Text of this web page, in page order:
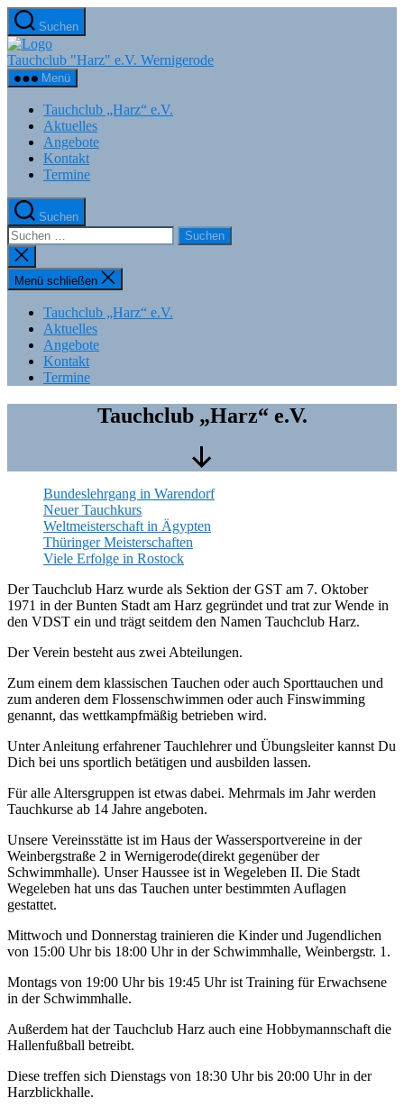
Zum
Inhalt
springen
Suchen
Tauchclub "Harz" e.V. Wernigerode
Menü
Tauchclub „Harz“ e.V.
Aktuelles
Angebote
Kontakt
Termine
Suchen
Suchen
nach:
Suche
schließen
Menü schließen
Tauchclub „Harz“ e.V.
Aktuelles
Angebote
Kontakt
Termine
Tauchclub „Harz“ e.V.
scrollen
Bundeslehrgang in Warendorf
Neuer Tauchkurs
Weltmeisterschaft in Ägypten
Thüringer Meisterschaften
Viele Erfolge in Rostock
Der Tauchclub Harz wurde als Sektion der GST am 7. Oktober
1971 in der Bunten Stadt am Harz gegründet und trat zur Wende in
den VDST ein und trägt seitdem den Namen Tauchclub Harz.
Der Verein besteht aus zwei Abteilungen.
Zum einem dem klassischen Tauchen oder auch Sporttauchen und
zum anderen dem Flossenschwimmen oder auch Finswimming
genannt, das wettkampfmäßig betrieben wird.
Unter Anleitung erfahrener Tauchlehrer und Übungsleiter kannst Du
Dich bei uns sportlich betätigen und ausbilden lassen.
Für alle Altersgruppen ist etwas dabei. Mehrmals im Jahr werden
Tauchkurse ab 14 Jahre angeboten.
Unsere Vereinsstätte ist im Haus der Wassersportvereine in der
Weinbergstraße 2 in Wernigerode(direkt gegenüber der
Schwimmhalle). Unser Haussee ist in Wegeleben II. Die Stadt
Wegeleben hat uns das Tauchen unter bestimmten Auflagen
gestattet.
Mittwoch und Donnerstag trainieren die Kinder und Jugendlichen
von 15:00 Uhr bis 18:00 Uhr in der Schwimmhalle, Weinbergstr. 1.
Montags von 19:00 Uhr bis 19:45 Uhr ist Training für Erwachsene
in der Schwimmhalle.
Außerdem hat der Tauchclub Harz auch eine Hobbymannschaft die
Hallenfußball betreibt.
Diese treffen sich Dienstags von 18:30 Uhr bis 20:00 Uhr in der
Harzblickhalle.